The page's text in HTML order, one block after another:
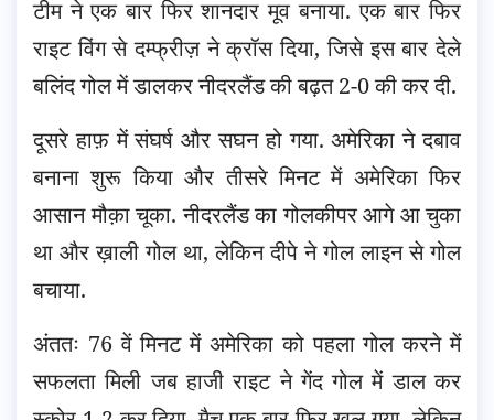
टीम ने एक बार फिर शानदार मूव बनाया. एक बार फिर
राइट विंग से दम्फ्रीज़ ने क्रॉस दिया, जिसे इस बार देले
बलिंद गोल में डालकर नीदरलैंड की बढ़त 2-0 की कर दी.
दूसरे हाफ़ में संघर्ष और सघन हो गया. अमेरिका ने दबाव
बनाना शुरू किया और तीसरे मिनट में अमेरिका फिर
आसान मौक़ा चूका. नीदरलैंड का गोलकीपर आगे आ चुका
था और ख़ाली गोल था, लेकिन दीपे ने गोल लाइन से गोल
बचाया.
अंततः 76 वें मिनट में अमेरिका को पहला गोल करने में
सफलता मिली जब हाजी राइट ने गेंद गोल में डाल कर